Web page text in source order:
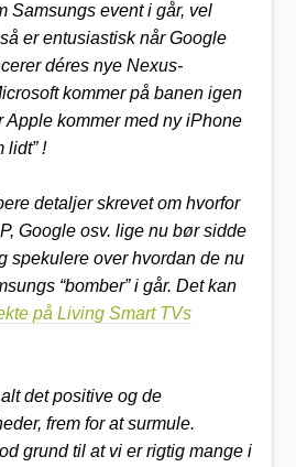
Samsungs event i går, vel
er entusiastisk når Google
déres nye Nexus-
kommer på banen igen
Apple kommer med ny iPhone
lidt” !
detaljer skrevet om hvorfor
Google osv. lige nu bør sidde
spekulere over hvordan de nu
“bomber” i går. Det kan
på Living Smart TVs
det positive og de
frem for at surmule.
grund til at vi er rigtig mange i